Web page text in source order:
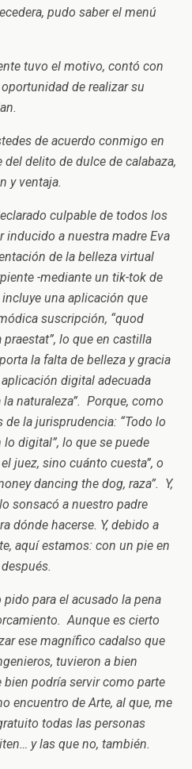
pudo saber el menú
tuvo el motivo, contó con
de realizar su
de acuerdo conmigo en
delito de dulce de calabaza,
y ventaja.
culpable de todos los
inducido a nuestra madre Eva
de la belleza virtual
-mediante un tik-tok de
una aplicación que
suscripción, “quod
lo que en castilla
la falta de belleza y gracia
digital adecuada
naturaleza”. Porque, como
la jurisprudencia: “Todo lo
digital”, lo que se puede
juez, sino cuánto cuesta”, o
dancing the dog, raza”. Y,
sonsacó a nuestro padre
dónde hacerse. Y, debido a
aquí estamos: con un pie en
para el acusado la pena
Aunque es cierto
ese magnífico cadalso que
tuvieron a bien
podría servir como parte
encuentro de Arte, al que, me
todas las personas
y las que no, también.